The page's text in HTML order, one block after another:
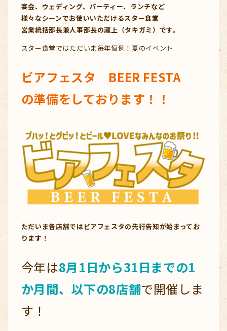
宴会、ウェディング、パーティー、ランチなど
様々なシーンでお使いいただけるスター食堂
営業統括部長兼人事部長の瀧上（タキガミ）です。
スター食堂ではただいま毎年恒例！夏のイベント
ビアフェスタ BEER FESTA
の準備をしております！！
ただいま各店舗ではビアフェスタの先行告知が始まってお
ります！
今年は8月1日から31日までの1
か月間、以下の8店舗で開催しま
す！